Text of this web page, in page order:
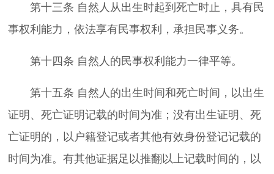
第十三条 自然人从出生时起到死亡时止，具有民
事权利能力，依法享有民事权利，承担民事义务。
第十四条 自然人的民事权利能力一律平等。
第十五条 自然人的出生时间和死亡时间，以出生
证明、死亡证明记载的时间为准；没有出生证明、死
亡证明的，以户籍登记或者其他有效身份登记记载的
时间为准。有其他证据足以推翻以上记载时间的，以